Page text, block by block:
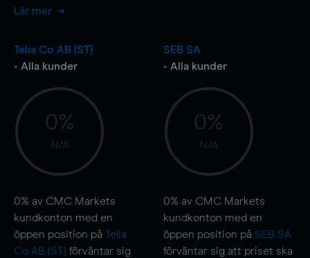
Lär mer
Telia Co AB (ST)
- Alla kunder
0%
N/A
0% av CMC Markets
kundkonton med en
öppen position på Telia
Co AB (ST) förväntar sig
SEB SA
- Alla kunder
0%
N/A
0% av CMC Markets
kundkonton med en
öppen position på SEB SA
förväntar sig att priset ska